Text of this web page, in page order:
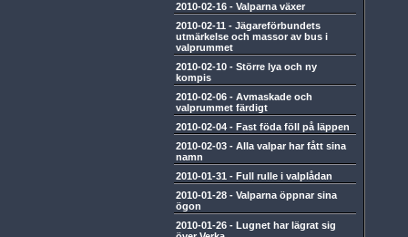
2010-02-16 - Valparna växer
2010-02-11 - Jägareförbundets
utmärkelse och massor av bus i
valprummet
2010-02-10 - Större lya och ny
kompis
2010-02-06 - Avmaskade och
valprummet färdigt
2010-02-04 - Fast föda föll på läppen
2010-02-03 - Alla valpar har fått sina
namn
2010-01-31 - Full rulle i valplådan
2010-01-28 - Valparna öppnar sina
ögon
2010-01-26 - Lugnet har lägrat sig